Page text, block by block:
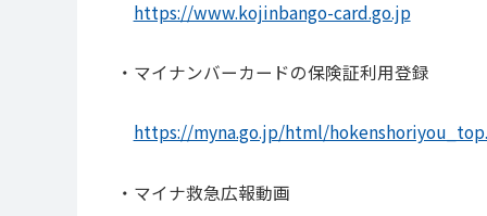
https://www.kojinbango-card.go.jp
・マイナンバーカードの保険証利用登録
https://myna.go.jp/html/
・マイナ救急広報動画